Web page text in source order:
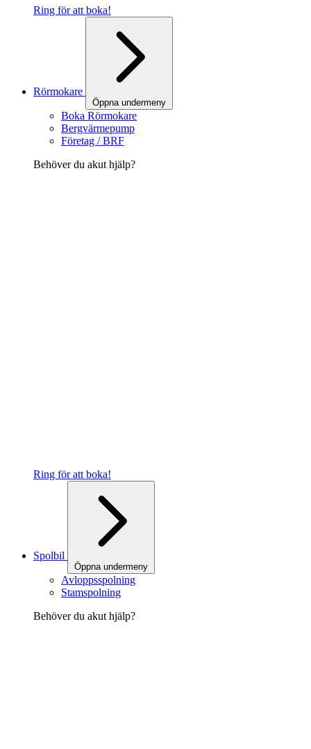
Ring för att boka!
Rörmokare
Öppna undermeny
Boka Rörmokare
Bergvärmepump
Företag / BRF
Behöver du akut hjälp?
Ring för att boka!
Spolbil
Öppna undermeny
Avloppsspolning
Stamspolning
Behöver du akut hjälp?